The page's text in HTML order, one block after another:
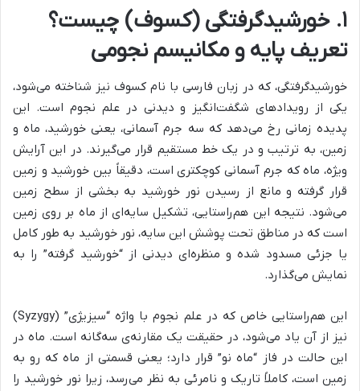
۱. خورشیدگرفتگی (کسوف) چیست؟
تعریف پایه و مکانیسم نجومی
خورشیدگرفتگی، که در زبان فارسی با نام کسوف نیز شناخته می‌شود،
یکی از رویدادهای شگفت‌انگیز و دیدنی در علم نجوم است. این
پدیده زمانی رخ می‌دهد که سه جرم آسمانی، یعنی خورشید، ماه و
زمین، به ترتیب و در یک خط مستقیم قرار می‌گیرند. در این آرایش
ویژه، ماه که جرم آسمانی کوچکتری است، دقیقاً بین خورشید و زمین
قرار گرفته و مانع از رسیدن نور خورشید به بخشی از سطح زمین
می‌شود. نتیجه این هم‌راستایی، تشکیل سایه‌ای از ماه بر روی زمین
است که در مناطق تحت پوشش این سایه، نور خورشید به طور کامل
یا جزئی مسدود شده و منظره‌ای دیدنی از “خورشید گرفته” را به
نمایش می‌گذارد.
این هم‌راستایی خاص که در علم نجوم با واژه “سیزیژی” (Syzygy)
نیز از آن یاد می‌شود، در حقیقت یک مقارنه‌ی سه‌گانه است. ماه در
این حالت در فاز “ماه نو” قرار دارد؛ یعنی قسمتی از ماه که رو به
زمین است، کاملاً تاریک و نامرئی به نظر می‌رسد، زیرا نور خورشید را